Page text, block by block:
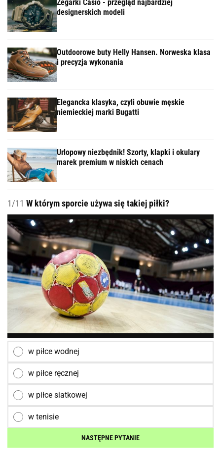
Zegarki Casio - przegląd najbardziej
designerskich modeli
Outdoorowe buty Helly Hansen. Norweska klasa
i precyzja wykonania
Elegancka klasyka, czyli obuwie męskie
niemieckiej marki Bugatti
Urlopowy niezbędnik! Szorty, klapki i okulary
marek premium w niskich cenach
1/11 W którym sporcie używa się takiej piłki?
w piłce wodnej
w piłce ręcznej
w piłce siatkowej
w tenisie
NASTĘPNE PYTANIE